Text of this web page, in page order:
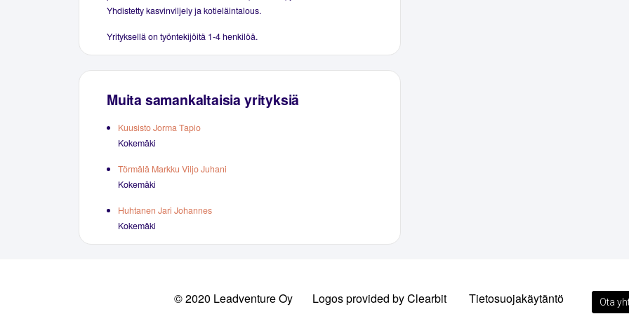
Yhdistetty kasvinviljely ja kotieläintalous.
Yrityksellä on työntekijöitä 1-4 henkilöä.
Muita samankaltaisia yrityksiä
Kuusisto Jorma Tapio
Kokemäki
Törmälä Markku Viljo Juhani
Kokemäki
Huhtanen Jari Johannes
Kokemäki
© 2020 Leadventure Oy Logos provided by Clearbit Tietosuojakäytäntö Ota